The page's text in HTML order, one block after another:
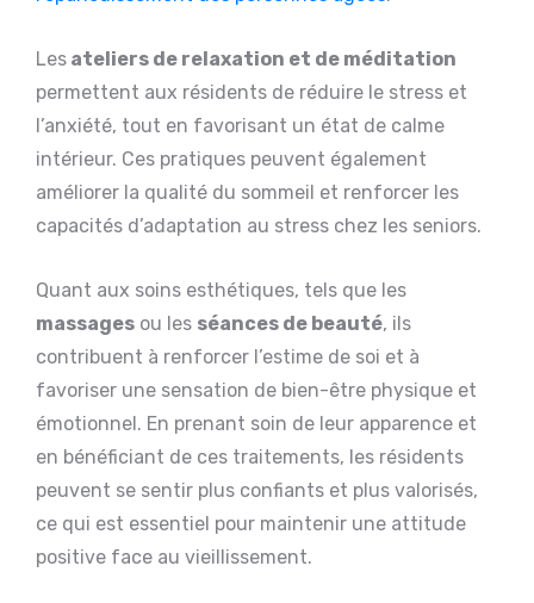
Les ateliers de relaxation et de méditation
permettent aux résidents de réduire le stress et
l’anxiété, tout en favorisant un état de calme
intérieur. Ces pratiques peuvent également
améliorer la qualité du sommeil et renforcer les
capacités d’adaptation au stress chez les seniors.
Quant aux soins esthétiques, tels que les
massages ou les séances de beauté, ils
contribuent à renforcer l’estime de soi et à
favoriser une sensation de bien-être physique et
émotionnel. En prenant soin de leur apparence et
en bénéficiant de ces traitements, les résidents
peuvent se sentir plus confiants et plus valorisés,
ce qui est essentiel pour maintenir une attitude
positive face au vieillissement.